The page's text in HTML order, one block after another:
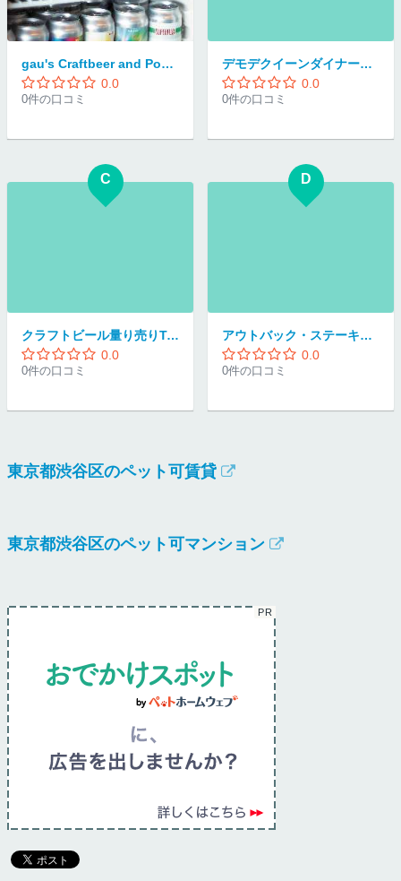
gau's Craftbeer and Poutine
0.0
0件の口コミ
デモデクイーンダイナー渋谷
0.0
0件の口コミ
C
クラフトビール量り売りTAP&CROWLER渋谷店
0.0
0件の口コミ
D
アウトバック・ステーキハウス 渋谷店
0.0
0件の口コミ
東京都渋谷区のペット可賃貸
東京都渋谷区のペット可マンション